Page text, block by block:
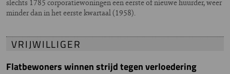
minder dan in het eerste kwartaal (1958).
VRIJWILLIGER
Flatbewoners winnen strijd tegen verloedering